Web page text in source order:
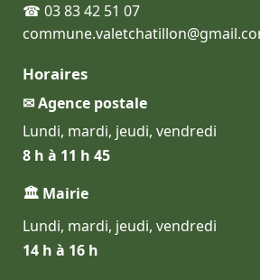
☎ 03 83 42 51 07
Horaires
✉ Agence postale
Lundi, mardi, jeudi, vendredi
8 h à 11 h 45
🏛 Mairie
Lundi, mardi, jeudi, vendredi
14 h à 16 h